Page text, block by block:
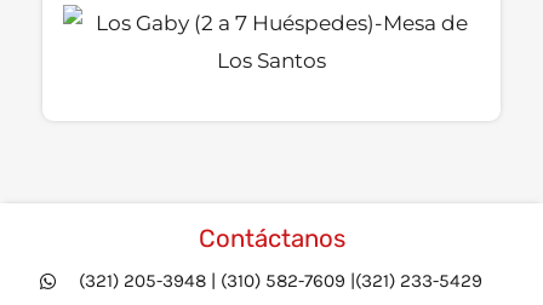
Contáctanos
(321) 205-3948 | (310) 582-7609 |(321) 233-5429